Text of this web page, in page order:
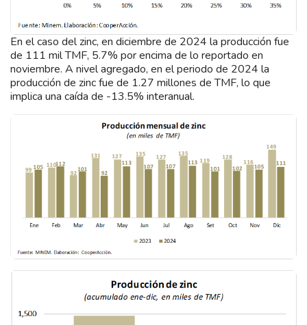
En el caso del zinc, en diciembre de 2024 la producción fue
de 111 mil TMF, 5.7% por encima de lo reportado en
noviembre. A nivel agregado, en el periodo de 2024 la
producción de zinc fue de 1.27 millones de TMF, lo que
implica una caída de -13.5% interanual.